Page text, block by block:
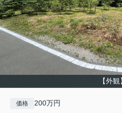
【外観
価格 200万円